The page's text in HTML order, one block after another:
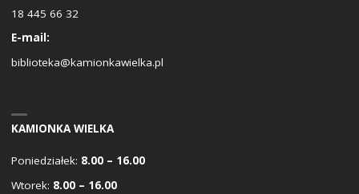
18 445 66 32
E-mail:
biblioteka@kamionkawielka.pl
KAMIONKA WIELKA
Poniedziałek: 8.00 – 16.00
Wtorek: 8.00 – 16.00